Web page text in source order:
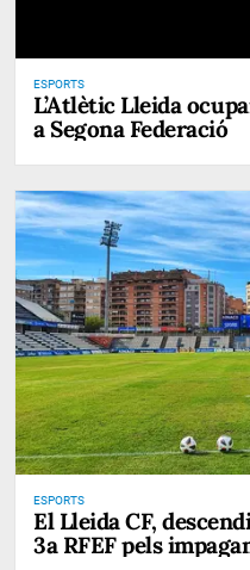
ESPORTS
L’Atlètic Lleida
a Segona Federació
ESPORTS
El Lleida CF,
3a RFEF pels